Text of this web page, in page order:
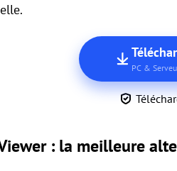
PC &
: la meilleure